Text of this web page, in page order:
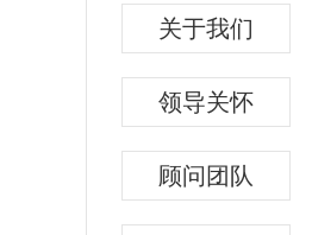
关于我们
领导关怀
顾问团队